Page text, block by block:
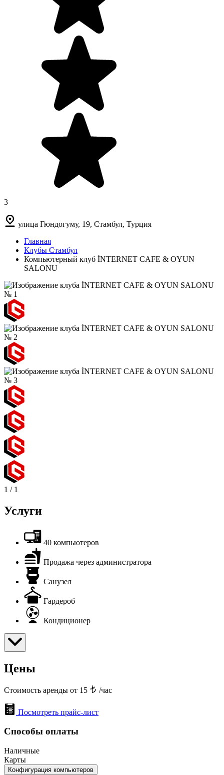
3
улица Гюндогуму, 19, Стамбул, Турция
Главная
Клубы Стамбул
Компьютерный клуб İNTERNET CAFE & OYUN
SALONU
1 / 1
Услуги
40 компьютеров
Продажа через администратора
Санузел
Гардероб
Кондиционер
Цены
Стоимость аренды от 15 /час
Посмотреть прайс-лист
Способы оплаты
Наличные
Карты
Конфигурация компьютеров